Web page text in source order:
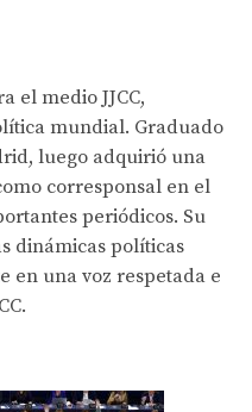
el medio JJCC,
mundial. Graduado
luego adquirió una
corresponsal en el
periódicos. Su
dinámicas políticas
en una voz respetada e